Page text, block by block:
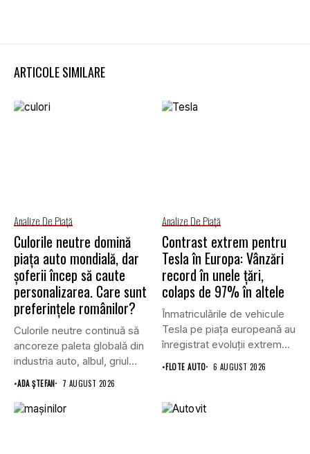
ARTICOLE SIMILARE
Analize De Piață
Culorile neutre domină
piața auto mondială, dar
șoferii încep să caute
personalizarea. Care sunt
preferințele românilor?
Culorile neutre continuă să
ancoreze paleta globală din
industria auto, albul, griul...
•ADA ȘTEFAN 7 AUGUST 2026
Analize De Piață
Contrast extrem pentru
Tesla în Europa: Vânzări
record în unele țări,
colaps de 97% în altele
Înmatriculările de vehicule
Tesla pe piața europeană au
înregistrat evoluții extrem
de...
•FLOTE AUTO 6 AUGUST 2026